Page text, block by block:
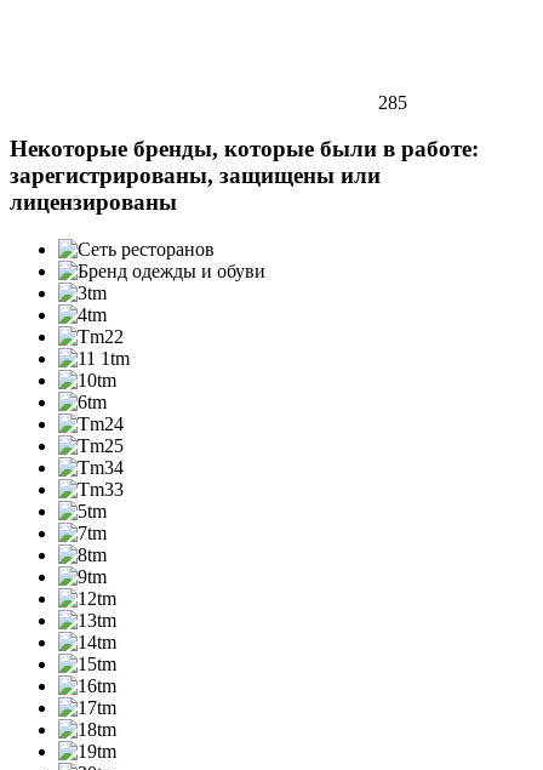
285
Некоторые бренды, которые были в работе:
зарегистрированы, защищены или
лицензированы